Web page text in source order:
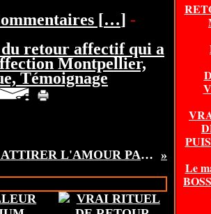
[…] -
retour affectif qui a
Montpellier,
Témoignage
RITUEL POUR ATTIRER L'AMOUR PAR TOUS LES MOYENS PAR SA PUISSANCE LE GRAND MAÎTRE VOGNON BOSSA
Le